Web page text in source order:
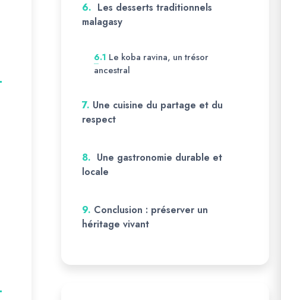
6. Les desserts traditionnels
malagasy
6.1 Le koba ravina, un trésor
ancestral
7. Une cuisine du partage et du
respect
8. Une gastronomie durable et
locale
9. Conclusion : préserver un
héritage vivant